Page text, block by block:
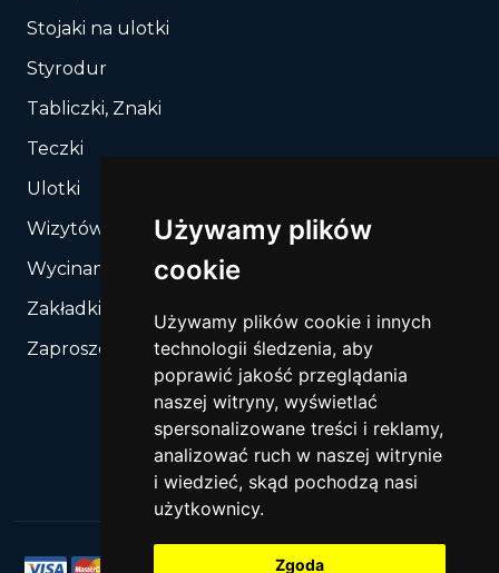
Używamy plików
cookie
Używamy plików cookie i innych
technologii śledzenia, aby
poprawić jakość przeglądania
naszej witryny, wyświetlać
spersonalizowane treści i reklamy,
analizować ruch w naszej witrynie
i wiedzieć, skąd pochodzą nasi
użytkownicy.
Zgoda
Stojaki na ulotki
Styrodur
Tabliczki, Znaki
Teczki
Ulotki
Wizytówki
Wycinanie, Sztancowanie wg Twojego rozkroju
Zakładki do książek
Zaproszenia